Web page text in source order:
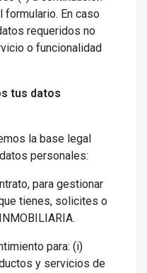
formulario. En caso
requeridos no
o funcionalidad
tus datos
la base legal
personales:
para gestionar
tienes, solicites o
para: (i)
y servicios de